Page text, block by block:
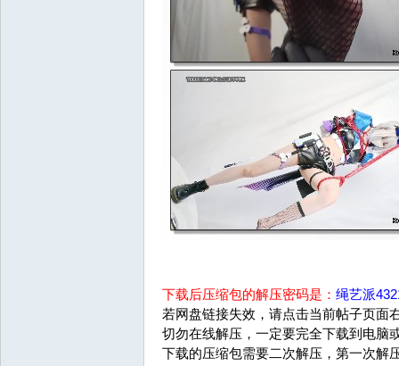
下载后压缩包的解压密码是： 绳艺派
若网盘链接失效，请点击当前帖子页面
切勿在线解压，一定要完全下载到电脑
下载的压缩包需要二次解压，第一次解